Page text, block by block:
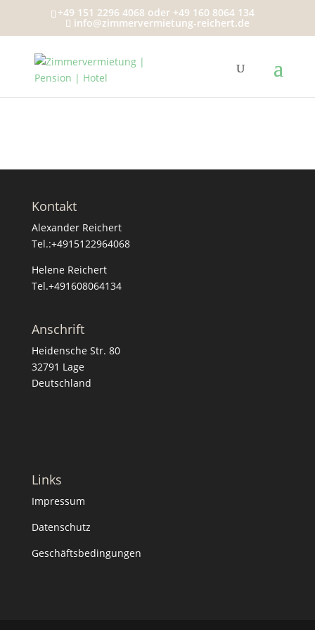
+49 151 2296 4068 oder +49 160 8064 134
info@zimmervermietung-reichert.de
Kontakt
Alexander Reichert
Tel.:+4915122964068
Helene Reichert
Tel.+491608064134
Anschrift
Heidensche Str. 80
32791 Lage
Deutschland
Links
Impressum
Datenschutz
Geschäftsbedingungen